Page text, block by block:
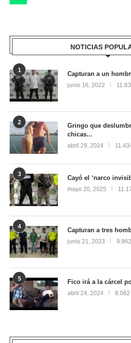
NOTICIAS
1 Capturan a un
junio 16, 2022
2
Gringo que
chicas...
abril 29, 2024
3 Cayó el ‘narco
mayo 20, 2025
4 Capturan a tres
junio 21, 2023
5 Fico irá a la cárcel
abril 24, 2024